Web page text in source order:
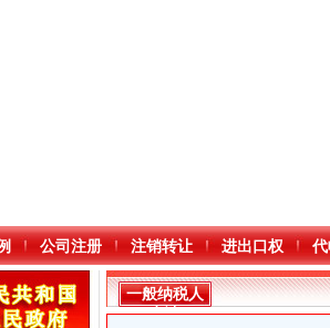
公司注册 注销转让 进出口权
一般纳税人
申请